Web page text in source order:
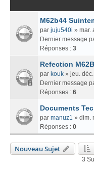
M62b44
par juju540i » mar.
Dernier message
Réponses : 3
Refection
par kouk » jeu.
Dernier message
Réponses : 6
Documents
par manuz1 » dim.
Réponses : 0
Nouveau Sujet
3